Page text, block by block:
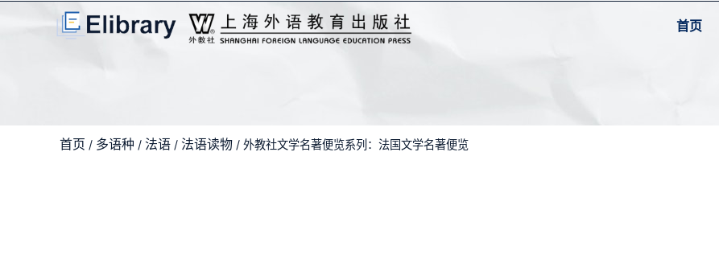
首页
首页 / 多语种 / 法语 / 法语读物 / 外教社文学名著便览系列：法国文学名著便览